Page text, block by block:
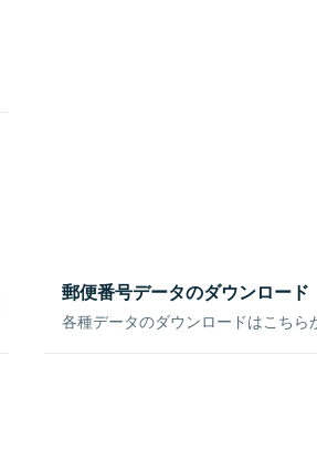
郵便番号データのダウンロード
各種データのダウンロードはこちら